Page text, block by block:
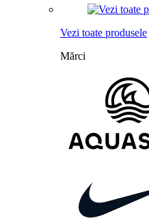
Vezi toate produsele
Mărci